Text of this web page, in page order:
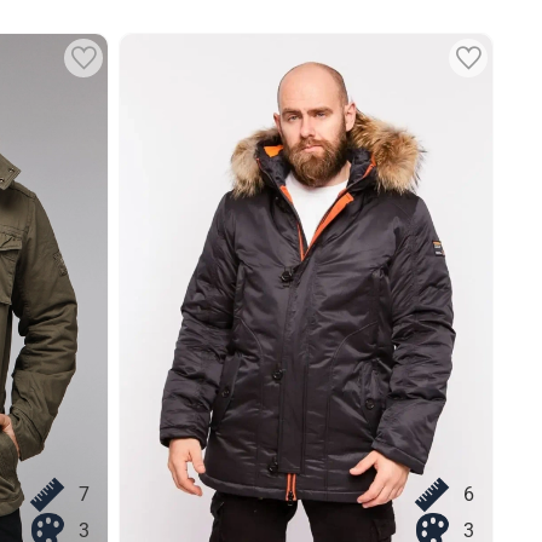
7
3
6
3